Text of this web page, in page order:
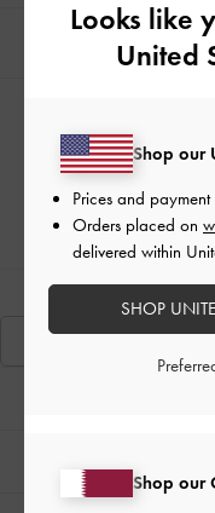
39
40
Looks like
United
Shop our
Shop our
Prices and
Orders placed on
delivered within
SHOP